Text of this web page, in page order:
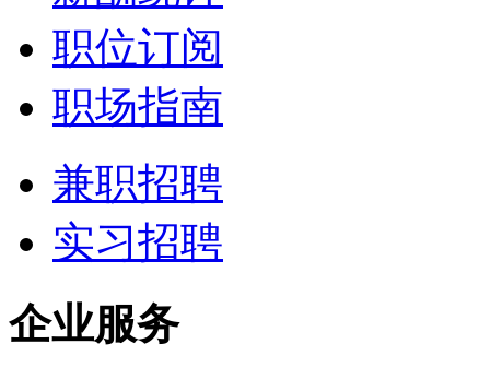
职位订阅
职场指南
兼职招聘
实习招聘
企业服务